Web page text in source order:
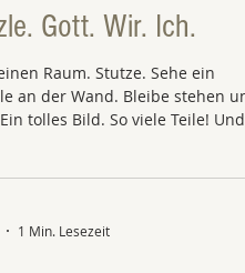
Gott. Wir. Ich.
Raum. Stutze. Sehe ein
an der Wand. Bleibe stehen
tolles Bild. So viele Teile!
1 Min. Lesezeit